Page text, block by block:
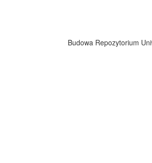
Budowa Repozytorium